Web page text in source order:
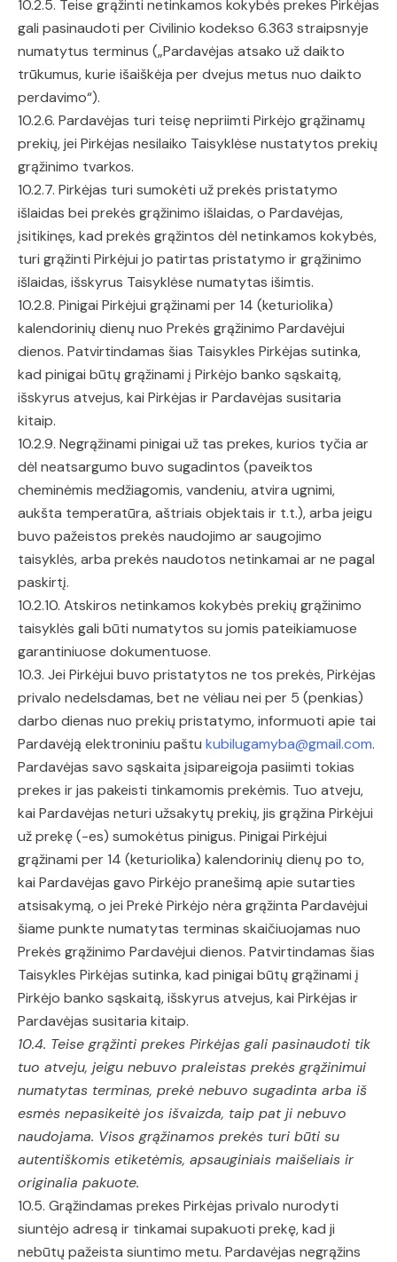
10.2.5. Teise grąžinti netinkamos kokybės prekes Pirkėjas
gali pasinaudoti per Civilinio kodekso 6.363 straipsnyje
numatytus terminus („Pardavėjas atsako už daikto
trūkumus, kurie išaiškėja per dvejus metus nuo daikto
perdavimo“).
10.2.6. Pardavėjas turi teisę nepriimti Pirkėjo grąžinamų
prekių, jei Pirkėjas nesilaiko Taisyklėse nustatytos prekių
grąžinimo tvarkos.
10.2.7. Pirkėjas turi sumokėti už prekės pristatymo
išlaidas bei prekės grąžinimo išlaidas, o Pardavėjas,
įsitikinęs, kad prekės grąžintos dėl netinkamos kokybės,
turi grąžinti Pirkėjui jo patirtas pristatymo ir grąžinimo
išlaidas, išskyrus Taisyklėse numatytas išimtis.
10.2.8. Pinigai Pirkėjui grąžinami per 14 (keturiolika)
kalendorinių dienų nuo Prekės grąžinimo Pardavėjui
dienos. Patvirtindamas šias Taisykles Pirkėjas sutinka,
kad pinigai būtų grąžinami į Pirkėjo banko sąskaitą,
išskyrus atvejus, kai Pirkėjas ir Pardavėjas susitaria
kitaip.
10.2.9. Negrąžinami pinigai už tas prekes, kurios tyčia ar
dėl neatsargumo buvo sugadintos (paveiktos
cheminėmis medžiagomis, vandeniu, atvira ugnimi,
aukšta temperatūra, aštriais objektais ir t.t.), arba jeigu
buvo pažeistos prekės naudojimo ar saugojimo
taisyklės, arba prekės naudotos netinkamai ar ne pagal
paskirtį.
10.2.10. Atskiros netinkamos kokybės prekių grąžinimo
taisyklės gali būti numatytos su jomis pateikiamuose
garantiniuose dokumentuose.
10.3. Jei Pirkėjui buvo pristatytos ne tos prekės, Pirkėjas
privalo nedelsdamas, bet ne vėliau nei per 5 (penkias)
darbo dienas nuo prekių pristatymo, informuoti apie tai
Pardavėją elektroniniu paštu kubilugamyba@gmail.com.
Pardavėjas savo sąskaita įsipareigoja pasiimti tokias
prekes ir jas pakeisti tinkamomis prekėmis. Tuo atveju,
kai Pardavėjas neturi užsakytų prekių, jis grąžina Pirkėjui
už prekę (-es) sumokėtus pinigus. Pinigai Pirkėjui
grąžinami per 14 (keturiolika) kalendorinių dienų po to,
kai Pardavėjas gavo Pirkėjo pranešimą apie sutarties
atsisakymą, o jei Prekė Pirkėjo nėra grąžinta Pardavėjui
šiame punkte numatytas terminas skaičiuojamas nuo
Prekės grąžinimo Pardavėjui dienos. Patvirtindamas šias
Taisykles Pirkėjas sutinka, kad pinigai būtų grąžinami į
Pirkėjo banko sąskaitą, išskyrus atvejus, kai Pirkėjas ir
Pardavėjas susitaria kitaip.
10.4. Teise grąžinti prekes Pirkėjas gali pasinaudoti tik
tuo atveju, jeigu nebuvo praleistas prekės grąžinimui
numatytas terminas, prekė nebuvo sugadinta arba iš
esmės nepasikeitė jos išvaizda, taip pat ji nebuvo
naudojama. Visos grąžinamos prekės turi būti su
autentiškomis etiketėmis, apsauginiais maišeliais ir
originalia pakuote.
10.5. Grąžindamas prekes Pirkėjas privalo nurodyti
siuntėjo adresą ir tinkamai supakuoti prekę, kad ji
nebūtų pažeista siuntimo metu. Pardavėjas negrąžins